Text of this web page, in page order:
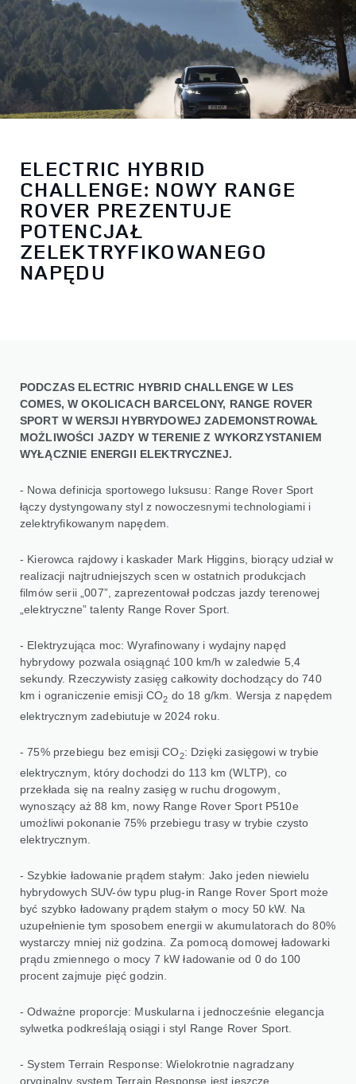
ELECTRIC HYBRID
CHALLENGE: NOWY RANGE
ROVER PREZENTUJE
POTENCJAŁ
ZELEKTRYFIKOWANEGO
NAPĘDU
PODCZAS ELECTRIC HYBRID CHALLENGE W LES
COMES, W OKOLICACH BARCELONY, RANGE ROVER
SPORT W WERSJI HYBRYDOWEJ ZADEMONSTROWAŁ
MOŻLIWOŚCI JAZDY W TERENIE Z WYKORZYSTANIEM
WYŁĄCZNIE ENERGII ELEKTRYCZNEJ.
- Nowa definicja sportowego luksusu: Range Rover Sport
łączy dystyngowany styl z nowoczesnymi technologiami i
zelektryfikowanym napędem.
- Kierowca rajdowy i kaskader Mark Higgins, biorący udział w
realizacji najtrudniejszych scen w ostatnich produkcjach
filmów serii „007”, zaprezentował podczas jazdy terenowej
„elektryczne” talenty Range Rover Sport.
- Elektryzująca moc: Wyrafinowany i wydajny napęd
hybrydowy pozwala osiągnąć 100 km/h w zaledwie 5,4
sekundy. Rzeczywisty zasięg całkowity dochodzący do 740
km i ograniczenie emisji CO2 do 18 g/km. Wersja z napędem
elektrycznym zadebiutuje w 2024 roku.
- 75% przebiegu bez emisji CO2: Dzięki zasięgowi w trybie
elektrycznym, który dochodzi do 113 km (WLTP), co
przekłada się na realny zasięg w ruchu drogowym,
wynoszący aż 88 km, nowy Range Rover Sport P510e
umożliwi pokonanie 75% przebiegu trasy w trybie czysto
elektrycznym.
- Szybkie ładowanie prądem stałym: Jako jeden niewielu
hybrydowych SUV-ów typu plug-in Range Rover Sport może
być szybko ładowany prądem stałym o mocy 50 kW. Na
uzupełnienie tym sposobem energii w akumulatorach do 80%
wystarczy mniej niż godzina. Za pomocą domowej ładowarki
prądu zmiennego o mocy 7 kW ładowanie od 0 do 100
procent zajmuje pięć godzin.
- Odważne proporcje: Muskularna i jednocześnie elegancja
sylwetka podkreślają osiągi i styl Range Rover Sport.
- System Terrain Response: Wielokrotnie nagradzany
oryginalny system Terrain Response jest jeszcze